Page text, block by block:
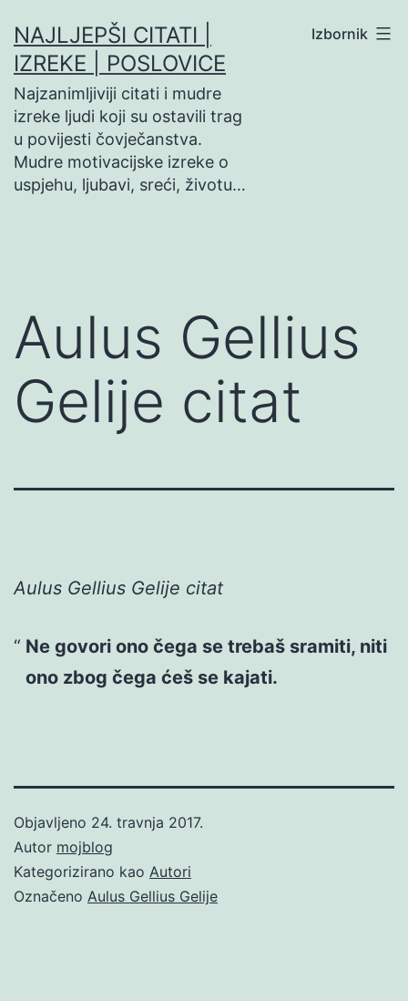
na
sadržaj
NAJLJEPŠI CITATI |
IZREKE | POSLOVICE
Najzanimljiviji citati i mudre
izreke ljudi koji su ostavili trag
u povijesti čovječanstva.
Mudre motivacijske izreke o
uspjehu, ljubavi, sreći, životu…
Izbornik
Aulus Gellius
Gelije citat
Aulus Gellius Gelije citat
Ne govori ono čega se trebaš sramiti, niti
ono zbog čega ćeš se kajati.
Objavljeno 24. travnja 2017.
Autor mojblog
Kategorizirano kao Autori
Označeno Aulus Gellius Gelije